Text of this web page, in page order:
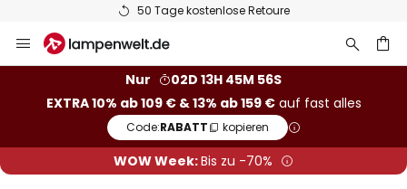
50 Tage kostenlose Retoure
Inhalt
Nur
02D 13H 45M 55S
EXTRA 10% ab 109 € & 13% ab 159 €auf fast alles
Code:RABATT kopieren
WOW Week:Bis zu -70%